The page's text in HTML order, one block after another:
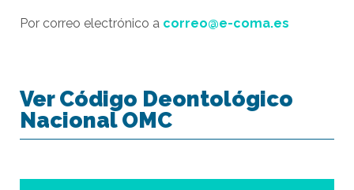
Por correo electrónico a correo@e-coma.es
Ver Código Deontológico
Nacional OMC